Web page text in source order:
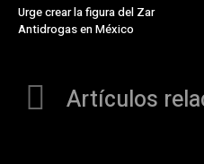
Urge crear la figura del Zar
Antidrogas en México
Artículos